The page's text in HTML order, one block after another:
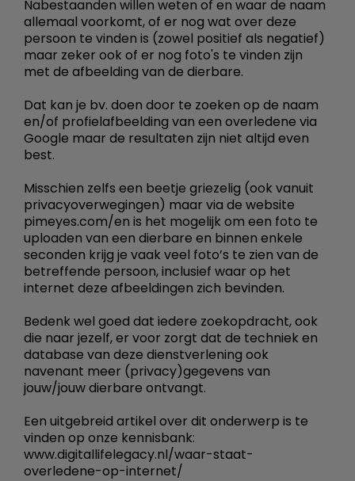
Nabestaanden willen weten of en waar de naam
allemaal voorkomt, of er nog wat over deze
persoon te vinden is (zowel positief als negatief)
maar zeker ook of er nog foto's te vinden zijn
met de afbeelding van de dierbare.
Dat kan je bv. doen door te zoeken op de naam
en/of profielafbeelding van een overledene via
Google maar de resultaten zijn niet altijd even
best.
Misschien zelfs een beetje griezelig (ook vanuit
privacyoverwegingen) maar via de website
pimeyes.com/en is het mogelijk om een foto te
uploaden van een dierbare en binnen enkele
seconden krijg je vaak veel foto’s te zien van de
betreffende persoon, inclusief waar op het
internet deze afbeeldingen zich bevinden.
Bedenk wel goed dat iedere zoekopdracht, ook
die naar jezelf, er voor zorgt dat de techniek en
database van deze dienstverlening ook
navenant meer (privacy)gegevens van
jouw/jouw dierbare ontvangt.
Een uitgebreid artikel over dit onderwerp is te
vinden op onze kennisbank:
www.digitallifelegacy.nl/waar-staat-
overledene-op-internet/